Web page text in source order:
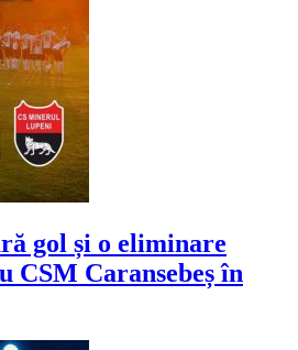
gol și o eliminare
CSM Caransebeș în